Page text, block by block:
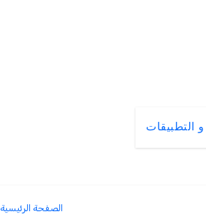
و التطبيقات
الصفحة الرئيسية